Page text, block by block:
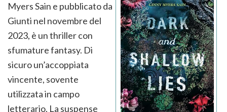
Myers Sain e pubblicato da
Giunti nel novembre del
2023, è un thriller con
sfumature fantasy. Di
sicuro un’accoppiata
vincente, sovente
utilizzata in campo
letterario. La suspense